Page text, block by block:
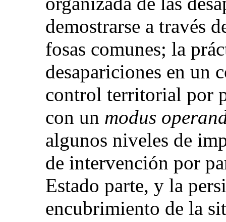
demostrarse a través
fosas comunes; la
desapariciones en un
control territorial por
con un modus
algunos niveles de
de intervención por
Estado parte, y la
encubrimiento de la